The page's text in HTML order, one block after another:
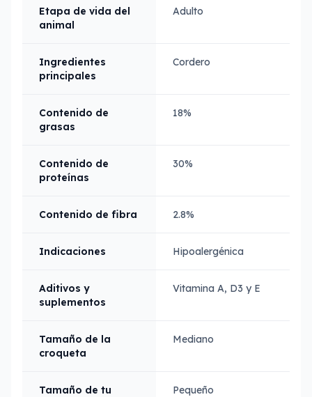
Etapa de vida del
animal
Adulto
Ingredientes
principales
Cordero
Contenido de
grasas
18%
Contenido de
proteínas
30%
Contenido de fibra 2.8%
Indicaciones Hipoalergénica
Aditivos y
suplementos
Vitamina A, D3 y E
Tamaño de la
croqueta
Mediano
Tamaño de tu
Pequeño